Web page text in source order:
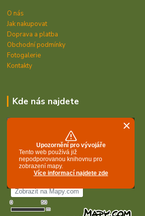
O nás
Jak nakupovat
Doprava a platba
Obchodní podmínky
Fotogalerie
Kontakty
Kde nás najdete